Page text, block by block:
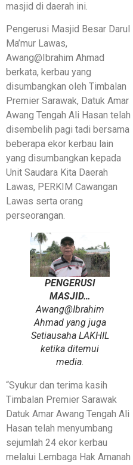
masjid di daerah ini.
Pengerusi Masjid Besar Darul
Ma’mur Lawas,
Awang@Ibrahim Ahmad
berkata, kerbau yang
disumbangkan oleh Timbalan
Premier Sarawak, Datuk Amar
Awang Tengah Ali Hasan telah
disembelih pagi tadi bersama
beberapa ekor kerbau lain
yang disumbangkan kepada
Unit Saudara Kita Daerah
Lawas, PERKIM Cawangan
Lawas serta orang
perseorangan.
PENGERUSI
MASJID…
Awang@Ibrahim
Ahmad yang juga
Setiausaha LAKHIL
ketika ditemui
media.
“Syukur dan terima kasih
Timbalan Premier Sarawak
Datuk Amar Awang Tengah Ali
Hasan telah menyumbang
sejumlah 24 ekor kerbau
melalui Lembaga Hak Amanah